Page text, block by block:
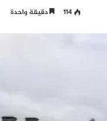
114 دقيقة واحدة